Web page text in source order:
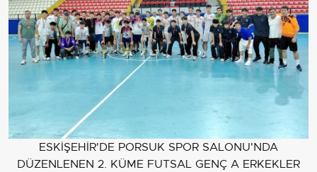
ESKİŞEHİR'DE PORSUK SPOR SALONU'NDA
DÜZENLENEN 2. KÜME FUTSAL GENÇ A ERKEKLER